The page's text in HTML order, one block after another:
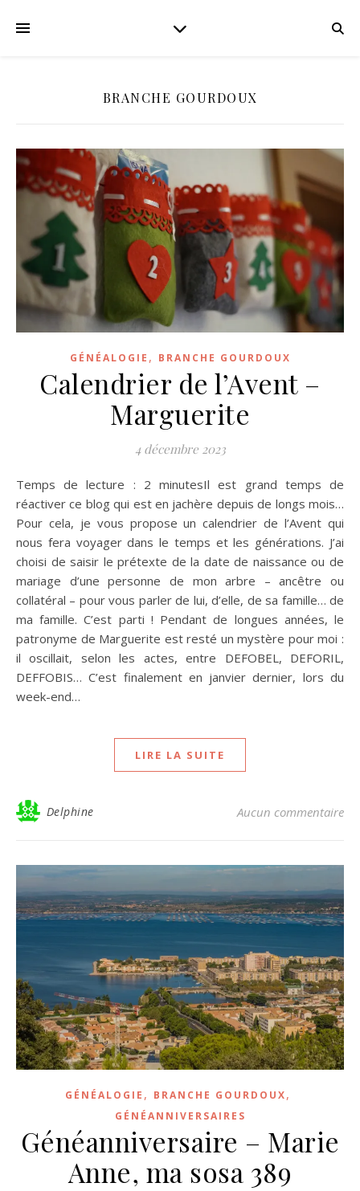
BRANCHE GOURDOUX
GÉNÉALOGIE , BRANCHE GOURDOUX
Calendrier de l’Avent –
Marguerite
4 décembre 2023
Temps de lecture : 2 minutesIl est grand temps de
réactiver ce blog qui est en jachère depuis de longs mois…
Pour cela, je vous propose un calendrier de l’Avent qui
nous fera voyager dans le temps et les générations. J’ai
choisi de saisir le prétexte de la date de naissance ou de
mariage d’une personne de mon arbre – ancêtre ou
collatéral – pour vous parler de lui, d’elle, de sa famille… de
ma famille. C’est parti ! Pendant de longues années, le
patronyme de Marguerite est resté un mystère pour moi :
il oscillait, selon les actes, entre DEFOBEL, DEFORIL,
DEFFOBIS… C’est finalement en janvier dernier, lors du
week-end…
LIRE LA SUITE
Delphine Aucun commentaire
GÉNÉALOGIE , BRANCHE GOURDOUX,
GÉNÉANNIVERSAIRES
Généanniversaire – Marie
Anne, ma sosa 389